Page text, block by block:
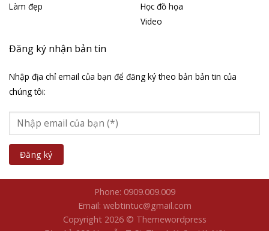
Làm đẹp
Học đồ họa
Video
Đăng ký nhận bản tin
Nhập địa chỉ email của bạn để đăng ký theo bản bản tin của
chúng tôi:
Phone: 0909.009.009
Email: webtintuc@gmail.com
Copyright 2026 © Themewordpress